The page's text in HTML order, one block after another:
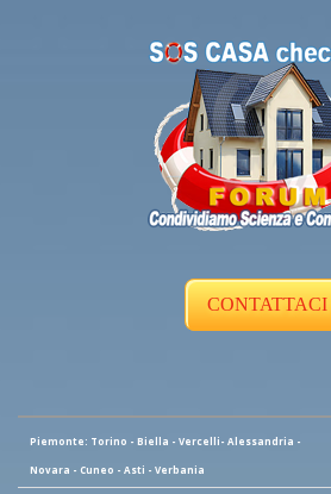
CONTATTACI
Piemonte: Torino - Biella - Vercelli- Alessandria -
Novara - Cuneo - Asti - Verbania